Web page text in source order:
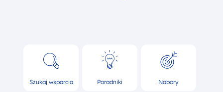
Menu główne footer
Szukaj wsparcia Poradniki Nabory